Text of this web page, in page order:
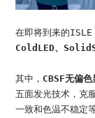
在即将到来的
ColdLED、
其中， CBSF无偏
五面发光技术，克
一致和色温不稳定